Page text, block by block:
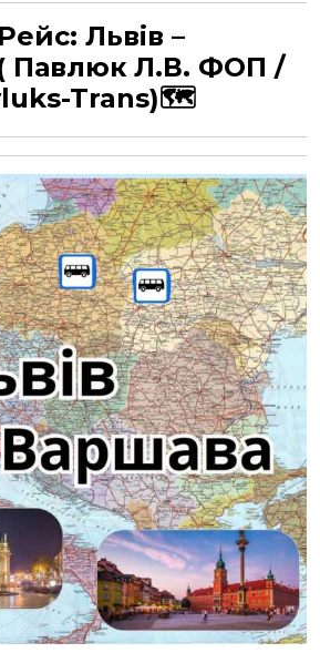
Львів –
Павлюк Л.В. ФОП /
Trans)🗺